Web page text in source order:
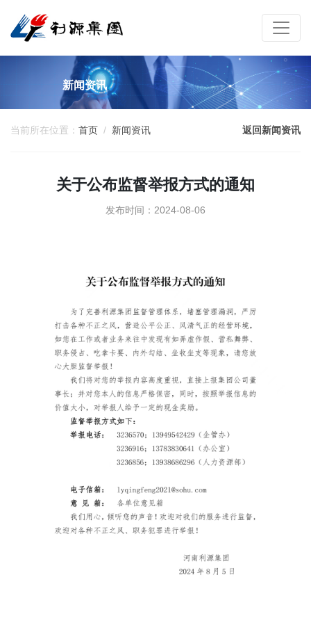
新闻资讯
当前所在位置： 首页 新闻资讯 返回新闻资讯
关于公布监督举报方式的通知
发布时间：2024-08-06